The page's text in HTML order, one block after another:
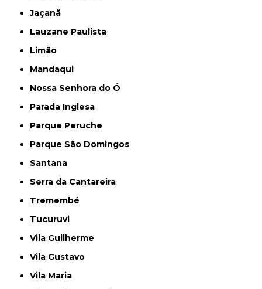
Jaçanã
Lauzane Paulista
Limão
Mandaqui
Nossa Senhora do Ó
Parada Inglesa
Parque Peruche
Parque São Domingos
Santana
Serra da Cantareira
Tremembé
Tucuruvi
Vila Guilherme
Vila Gustavo
Vila Maria